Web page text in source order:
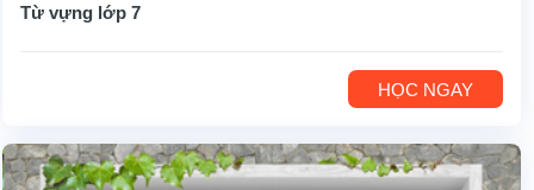
Từ vựng lớp 7
HỌC NGAY